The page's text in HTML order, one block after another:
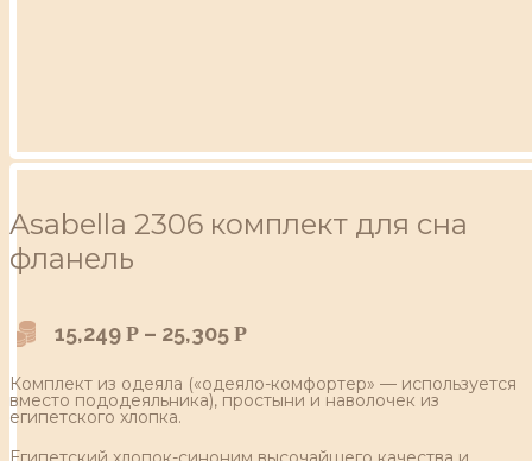
Asabella 2306 комплект для сна
фланель
15,249 Р – 25,305 Р
Комплект из одеяла («одеяло-комфортер» — используется
вместо пододеяльника), простыни и наволочек из
египетского хлопка.